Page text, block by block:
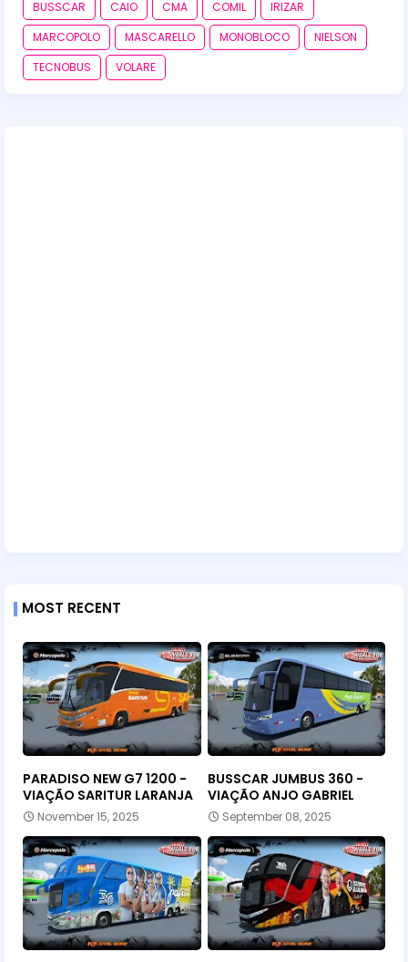
BUSSCAR CAIO CMA COMIL
IRIZAR
MARCOPOLO
MASCARELLO MONOBLOCO
NIELSON
TECNOBUS
VOLARE
MOST RECENT
PARADISO NEW G7 1200 -
VIAÇÃO SARITUR LARANJA
November 15, 2025
BUSSCAR JUMBUS 360 -
VIAÇÃO ANJO GABRIEL
September 08, 2025